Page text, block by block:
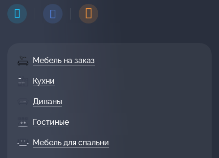
Мебель на заказ
Кухни
Диваны
Гостиные
Мебель для спальни